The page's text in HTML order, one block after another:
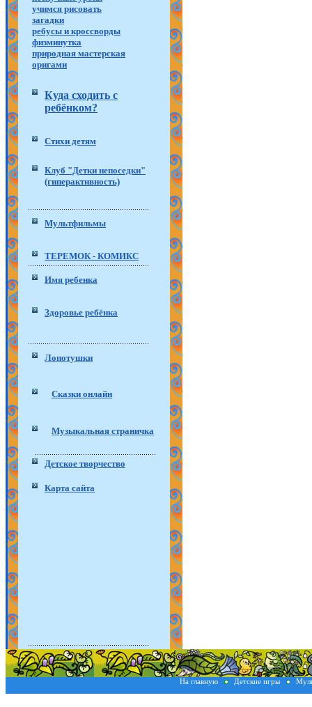
учимся рисовать
загадки
ребусы и кроссворды
физминутка
природная мастерская
оригами
Куда сходить с
ребёнком?
Стихи детям
Клуб "Детки непоседки"
(гиперактивность)
Мультфильмы
ТЕРЕМОК - КОМИКС
Имя ребенка
Здоровье ребёнка
Лопотушки
Сказки онлайн
Музыкальная страничка
Детское творчество
Карта сайта
На главную Детские игры